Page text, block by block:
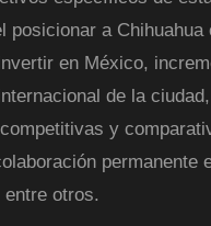
posicionar a Chihuahua
en México,
de la
y
permanente
otros.